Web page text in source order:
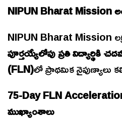
NIPUN Bharat Mission
NIPUN Bharat Mission
పూర్తయ్యేలోపు ప్రతి విద్యార్థికి
(FLN)లో ప్రాథమిక నైపుణ్యాలు
75-Day FLN
ముఖ్యాంశాలు